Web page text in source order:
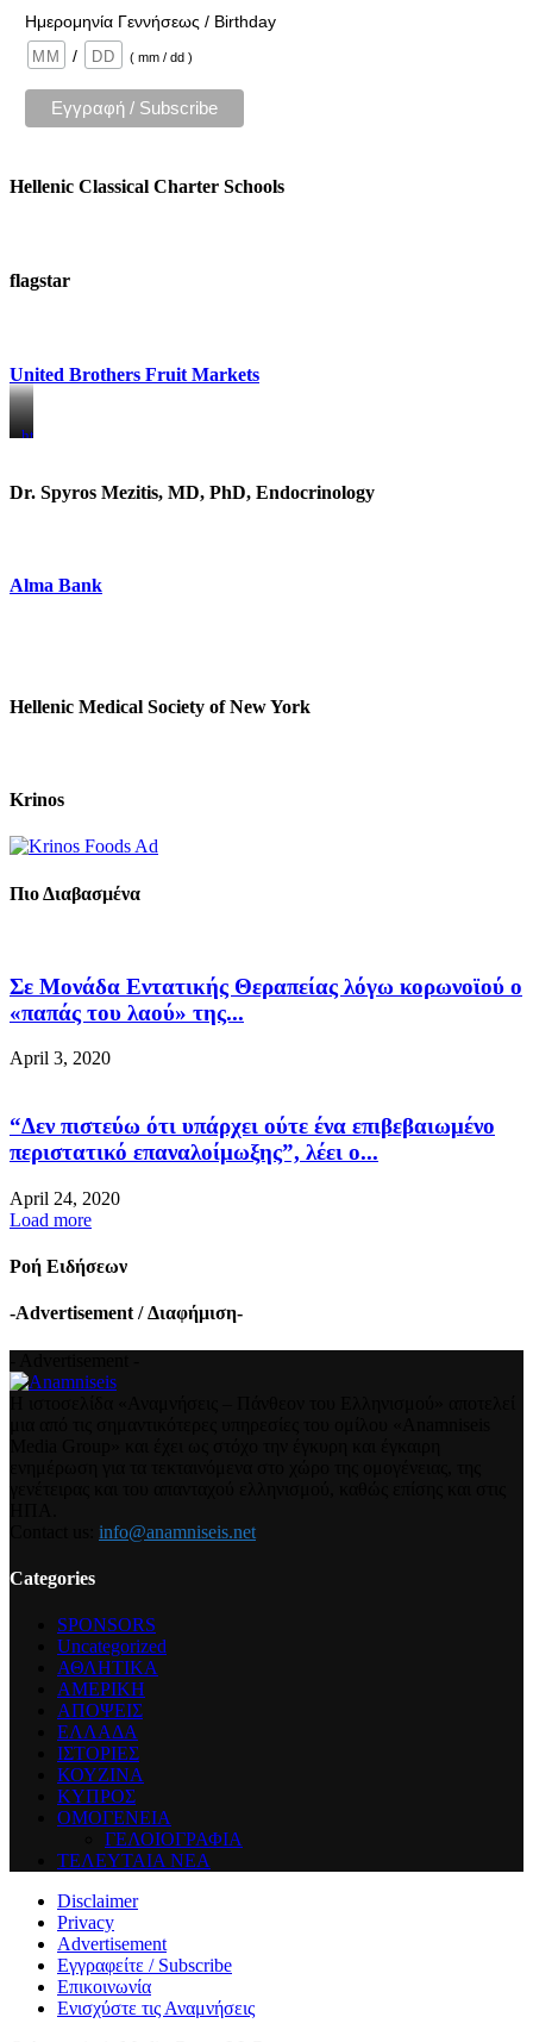
Ημερομηνία Γεννήσεως / Birthday
/
( mm / dd )
Hellenic Classical Charter Schools
flagstar
United Brothers Fruit Markets
https://www.unitedbrothersfruitmarkets.com/
https://www.unitedbrothersfruitmarkets.com/
Dr. Spyros Mezitis, MD, PhD, Endocrinology
Alma Bank
Hellenic Medical Society of New York
Krinos
Πιο Διαβασμένα
Σε Μονάδα Εντατικής Θεραπείας λόγω κορωνοϊού ο
«παπάς του λαού» της...
April 3, 2020
“Δεν πιστεύω ότι υπάρχει ούτε ένα επιβεβαιωμένο
περιστατικό επαναλοίμωξης”, λέει ο...
April 24, 2020
Load more
Ροή Ειδήσεων
-Advertisement / Διαφήμιση-
info@anamniseis.net
Categories
SPONSORS
Uncategorized
ΑΘΛΗΤΙΚΑ
ΑΜΕΡΙΚΗ
ΑΠΟΨΕΙΣ
ΕΛΛΑΔΑ
ΙΣΤΟΡΙΕΣ
ΚΟΥΖΙΝΑ
ΚΥΠΡΟΣ
ΟΜΟΓΕΝΕΙΑ
ΓΕΛΟΙΟΓΡΑΦΙΑ
ΤΕΛΕΥΤΑΙΑ ΝΕΑ
Disclaimer
Privacy
Advertisement
Εγγραφείτε / Subscribe
Επικοινωνία
Ενισχύστε τις Αναμνήσεις